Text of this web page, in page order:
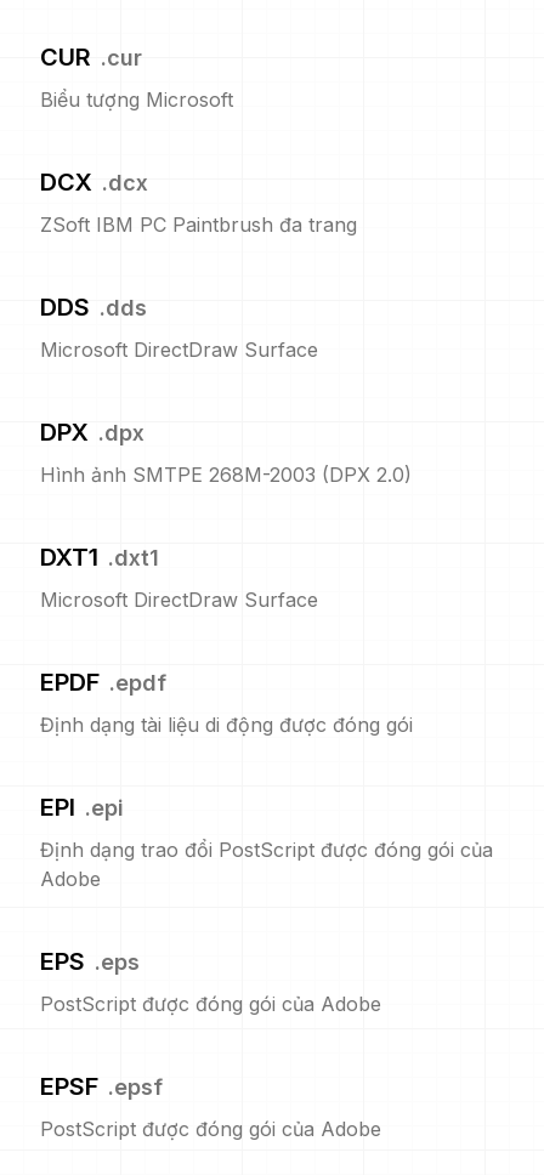
CUR .cur
Biểu tượng Microsoft
DCX .dcx
ZSoft IBM PC Paintbrush đa trang
DDS .dds
Microsoft DirectDraw Surface
DPX .dpx
Hình ảnh SMTPE 268M-2003 (DPX 2.0)
DXT1 .dxt1
Microsoft DirectDraw Surface
EPDF .epdf
Định dạng tài liệu di động được đóng gói
EPI .epi
Định dạng trao đổi PostScript được đóng gói của
Adobe
EPS .eps
PostScript được đóng gói của Adobe
EPSF .epsf
PostScript được đóng gói của Adobe